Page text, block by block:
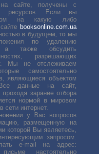
на сайте, получены с
ресурсов. Если вы
на какую либо
booksonline.com.ua
в будущем, то мы
по удалению
а также обсудить
разрешающих
Мы не отслеживаем
самостоятельно
являющиеся объектом
данные на сайт,
заранее отбора
нормой в мировом
интернет.
у Вас вопросов
размещенную на
которой Вы являетесь,
запросом.
е-mail на адрес:
настоятельно